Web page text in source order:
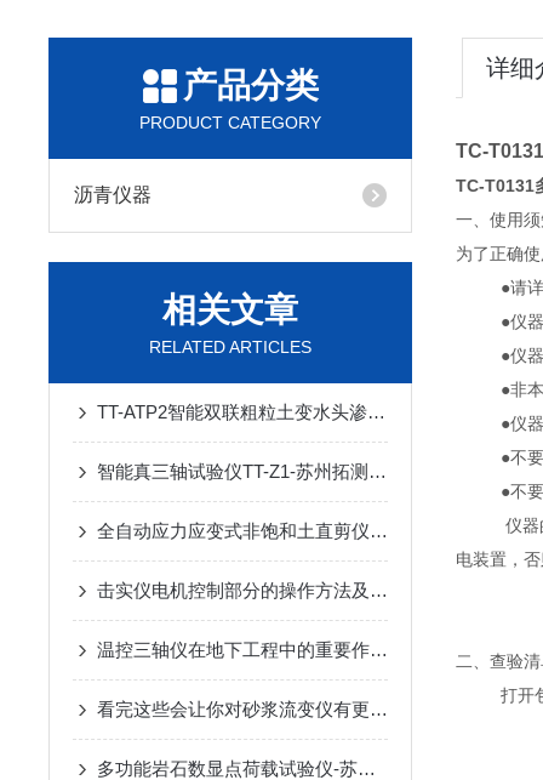
产品分类
PRODUCT CATEGORY
沥青仪器
相关文章
RELATED ARTICLES
TT-ATP2智能双联粗粒土变水头渗透仪
智能真三轴试验仪TT-Z1-苏州拓测仪器设备有限公司
全自动应力应变式非饱和土直剪仪TT-2UM-苏州拓测仪器设备有限公司
击实仪电机控制部分的操作方法及注意事项分享
温控三轴仪在地下工程中的重要作用：土壤稳定性与温度影响分析
看完这些会让你对砂浆流变仪有更多了解的
多功能岩石数显点荷载试验仪-苏州拓测仪器设备有限公司
详细
TC-
TC-T0131
一、使用
为了正确
●请
●仪
●仪
●非
●仪
●不
●不
仪器
电装置，
二、查验
打开